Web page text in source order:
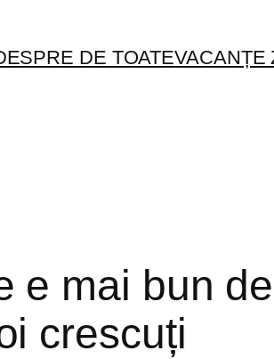
DE TOATEVACANȚE
e mai bun
crescuți